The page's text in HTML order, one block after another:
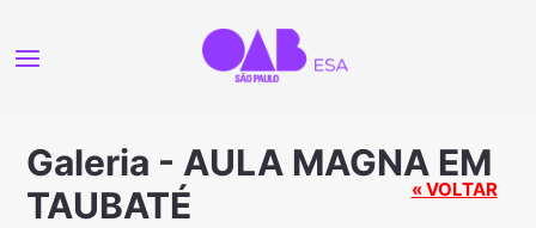
Galeria - AULA MAGNA EM
TAUBATÉ
« VOLTAR